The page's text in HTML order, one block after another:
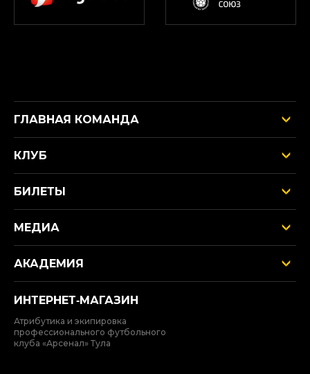
ГЛАВНАЯ КОМАНДА
КЛУБ
БИЛЕТЫ
МЕДИА
АКАДЕМИЯ
ИНТЕРНЕТ‑МАГАЗИН
Атрибутика и экипировка
профессионального футбольного
клуба «Арсенал» Тула